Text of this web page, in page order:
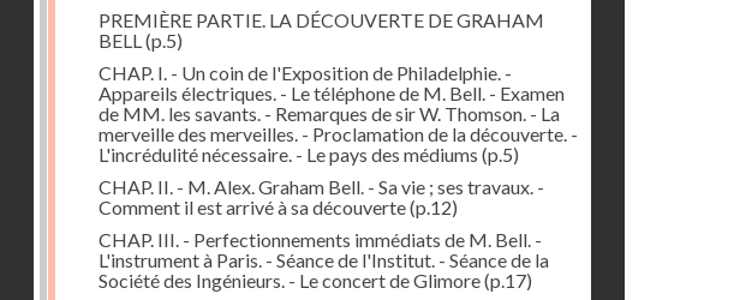
PREMIÈRE PARTIE. LA DÉCOUVERTE DE GRAHAM
BELL(p.5)
CHAP. I. - Un coin de l'Exposition de Philadelphie. -
Appareils électriques. - Le téléphone de M. Bell. - Examen
de MM. les savants. - Remarques de sir W. Thomson. - La
merveille des merveilles. - Proclamation de la découverte. -
L'incrédulité nécessaire. - Le pays des médiums (p.5)
CHAP. II. - M. Alex. Graham Bell. - Sa vie ; ses travaux. -
Comment il est arrivé à sa découverte(p.12)
CHAP. III. - Perfectionnements immédiats de M. Bell. -
L'instrument à Paris. - Séance de l'Institut. - Séance de la
Société des Ingénieurs. - Le concert de Glimore(p.17)